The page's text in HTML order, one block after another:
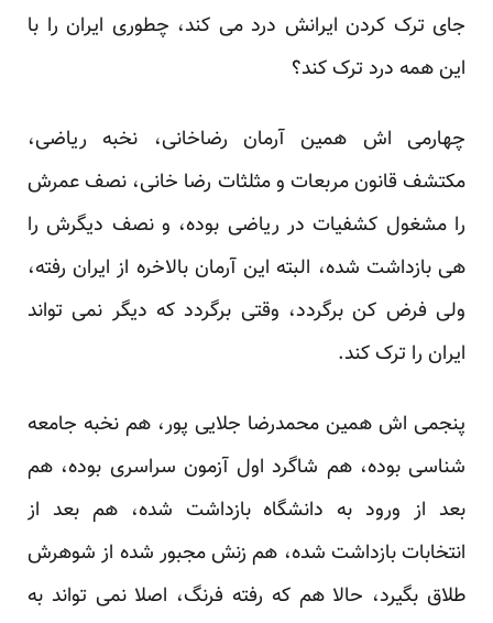
جای ترک کردن ایرانش درد می کند، چطوری ایران را با
این همه درد ترک کند؟
چهارمی اش همین آرمان رضاخانی، نخبه ریاضی،
مکتشف قانون مربعات و مثلثات رضا خانی، نصف عمرش
را مشغول کشفیات در ریاضی بوده، و نصف دیگرش را
هی بازداشت شده، البته این آرمان بالاخره از ایران رفته،
ولی فرض کن برگردد، وقتی برگردد که دیگر نمی تواند
ایران را ترک کند.
پنجمی اش همین محمدرضا جلایی پور، هم نخبه جامعه
شناسی بوده، هم شاگرد اول آزمون سراسری بوده، هم
بعد از ورود به دانشگاه بازداشت شده، هم بعد از
انتخابات بازداشت شده، هم زنش مجبور شده از شوهرش
طلاق بگیرد، حالا هم که رفته فرنگ، اصلا نمی تواند به